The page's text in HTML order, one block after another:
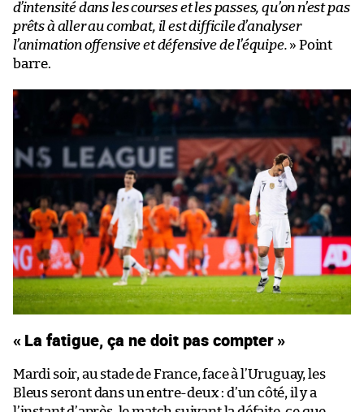
d’intensité dans les courses et les passes, qu’on n’est pas
prêts à aller au combat, il est difficile d’analyser
l’animation offensive et défensive de l’équipe. » Point
barre.
« La fatigue, ça ne doit pas compter »
Mardi soir, au stade de France, face à l’Uruguay, les
Bleus seront dans un entre-deux : d’un côté, il y a